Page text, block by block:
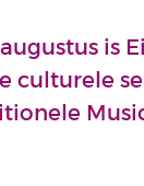
is
culturele